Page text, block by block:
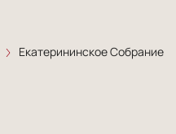
Екатерининское Собрание